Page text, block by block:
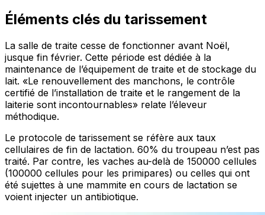
Éléments clés du tarissement
La salle de traite cesse de fonctionner avant Noël,
jusque fin février. Cette période est dédiée à la
maintenance de l’équipement de traite et de stockage du
lait. «Le renouvellement des manchons, le contrôle
certifié de l’installation de traite et le rangement de la
laiterie sont incontournables» relate l’éleveur
méthodique.
Le protocole de tarissement se réfère aux taux
cellulaires de fin de lactation. 60% du troupeau n’est pas
traité. Par contre, les vaches au-delà de 150000 cellules
(100000 cellules pour les primipares) ou celles qui ont
été sujettes à une mammite en cours de lactation se
voient injecter un antibiotique.